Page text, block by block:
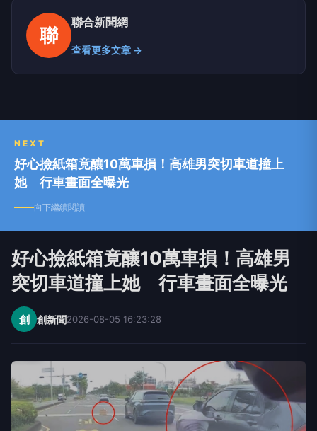
聯
聯合新聞網
查看更多文章 →
NEXT
好心撿紙箱竟釀10萬車損！高雄男突切車道撞上
她 行車畫面全曝光
向下繼續閱讀
好心撿紙箱竟釀10萬車損！高雄男
突切車道撞上她 行車畫面全曝光
創 創新聞2026-08-05 16:23:28